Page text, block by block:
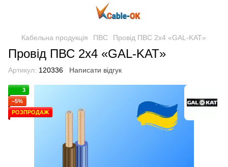
Кабельна продукція ПВС Провід ПВС 2х4 «GAL-KAT»
Провід ПВС 2х4 «GAL-KAT»
Артикул: 120336 Написати відгук
3
−5%
РОЗПРОДАЖ